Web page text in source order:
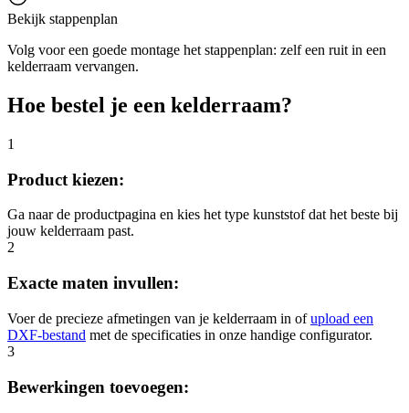
Bekijk stappenplan
Volg voor een goede montage het stappenplan: zelf een ruit in een
kelderraam vervangen.
Hoe bestel je een kelderraam?
1
Product kiezen:
Ga naar de productpagina en kies het type kunststof dat het beste bij
jouw kelderraam past.
2
Exacte maten invullen:
Voer de precieze afmetingen van je kelderraam in ofupload een
DXF-bestand met de specificaties in onze handige configurator.
3
Bewerkingen toevoegen: